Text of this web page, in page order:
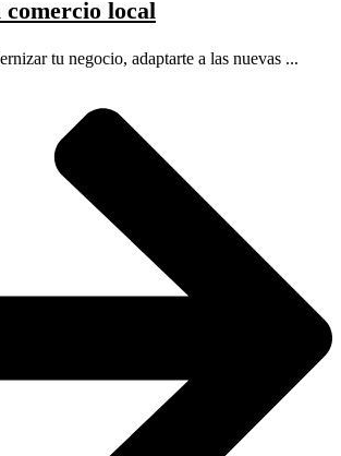
local
tu negocio, adaptarte a las nuevas ...